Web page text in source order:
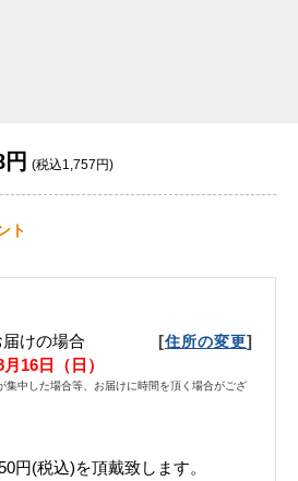
(税込1,757円)
ト
届けの場合 [住所の変更]
16日（日）
集中した場合等、お届けに時間を頂く場合がござ
円(税込)を頂戴致します。